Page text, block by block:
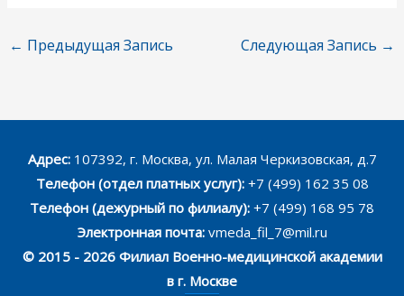
← Предыдущая Запись Следующая Запись →
Адрес:107392, г. Москва, ул. Малая Черкизовская, д.7
Телефон (отдел платных услуг):+7 (499) 162 35 08
Телефон (дежурный по филиалу): +7 (499) 168 95 78
Электронная почта: vmeda_fil_7@mil.ru
© 2015 - 2026 Филиал Военно-медицинской академии
в г. Москве